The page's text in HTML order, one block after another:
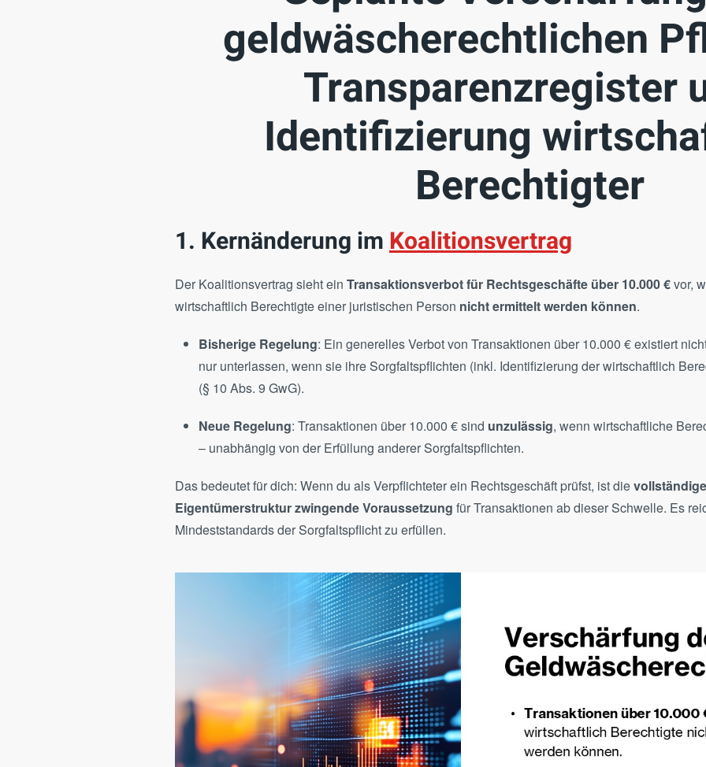
geldwäscherechtlichen
Transparenzregister
Identifizierung
Berechtigter
1. Kernänderung imKoalitionsvertrag
Der Koalitionsvertrag sieht ein Transaktionsverbot für Rechtsgeschäfte über 10.000 €vor,
wirtschaftlich Berechtigte einer juristischen Person nicht ermittelt werden können.
Bisherige Regelung: Ein generelles Verbot von Transaktionen über 10.000 € existiert
nur unterlassen, wenn sie ihre Sorgfaltspflichten (inkl. Identifizierung der wirtschaftlich
(§ 10 Abs. 9 GwG).
Neue Regelung: Transaktionen über 10.000 € sind unzulässig, wenn wirtschaftliche
– unabhängig von der Erfüllung anderer Sorgfaltspflichten.
Das bedeutet für dich: Wenn du als Verpflichteter ein Rechtsgeschäft prüfst, ist die
Eigentümerstruktur zwingende Voraussetzung für Transaktionen ab dieser Schwelle. Es
Mindeststandards der Sorgfaltspflicht zu erfüllen.